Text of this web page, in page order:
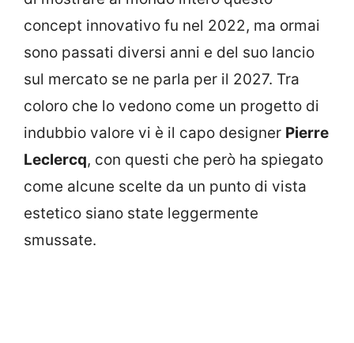
concept innovativo fu nel 2022, ma ormai
sono passati diversi anni e del suo lancio
sul mercato se ne parla per il 2027. Tra
coloro che lo vedono come un progetto di
indubbio valore vi è il capo designer Pierre
Leclercq, con questi che però ha spiegato
come alcune scelte da un punto di vista
estetico siano state leggermente
smussate.